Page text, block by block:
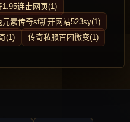
1.95连击网页(1)
元素传奇sf新开网站523sy(1)
(1)
传奇私服百团微变(1)